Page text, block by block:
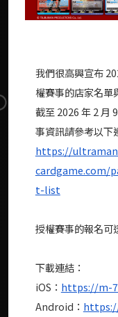
我們很高興宣布
權賽事的店家名單
截至 2026 年 2 月
事資訊請參考以下
https://
cardgame.com/
t-list
授權賽事的報名
下載連結：
iOS： https://m-
Android：